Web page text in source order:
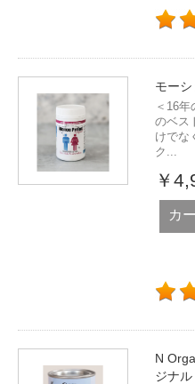
モー
＜16
のベス
けでな
ク...
￥
カ
N
ジナ